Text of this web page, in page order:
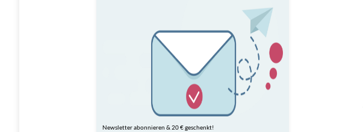
Newsletter abonnieren & 20 € geschenkt!